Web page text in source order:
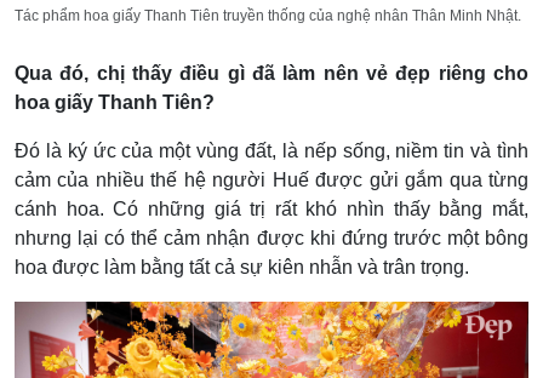
Tác phẩm hoa giấy Thanh Tiên truyền thống của nghệ nhân Thân Minh Nhật.
Qua đó, chị thấy điều gì đã làm nên vẻ đẹp riêng cho
hoa giấy Thanh Tiên?
Đó là ký ức của một vùng đất, là nếp sống, niềm tin và tình
cảm của nhiều thế hệ người Huế được gửi gắm qua từng
cánh hoa. Có những giá trị rất khó nhìn thấy bằng mắt,
nhưng lại có thể cảm nhận được khi đứng trước một bông
hoa được làm bằng tất cả sự kiên nhẫn và trân trọng.